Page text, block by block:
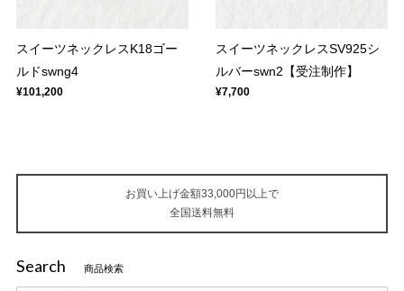
スイーツネックレスK18ゴー
ルドswng4
¥101,200
スイーツネックレスSV925シ
ルバーswn2【受注制作】
¥7,700
お買い上げ金額33,000円以上で
全国送料無料
Search 商品検索